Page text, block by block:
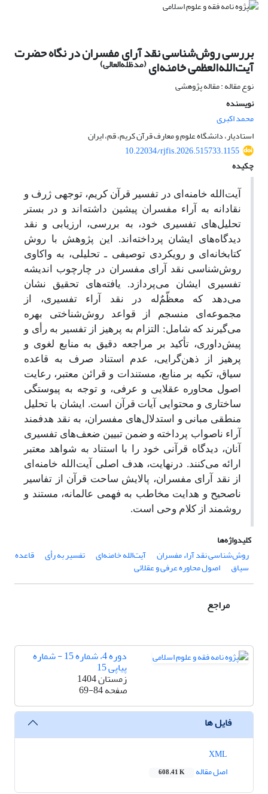
بررسی روش‌شناسی نقد آرای مفسران در نگاه حضرت
آیت‌الله‌العظمی خامنه‌ای(مدظله‌العالی)
نوع مقاله : مقاله پژوهشی
نویسنده
محمد اکبری
استادیار، دانشگاه علوم و معارف قرآن کریم، قم، ایران
10.22034/rjfis.2026.515733.1155
چکیده
آیت‌الله خامنه‌ای در تفسیر قرآن کریم، توجهی ژرف و
نقادانه به آراء مفسران پیشین داشته‌اند و در بستر
تحلیل‌های تفسیری خود، به بررسی، ارزیابی و نقد
دیدگاه‌های ایشان پرداخته‌اند. این پژوهش با روش
کتابخانه‌ای و رویکردی توصیفی ـ تحلیلی، به واکاوی
روش‌شناسی نقد آرای مفسران در چارچوب اندیشه
تفسیری ایشان می‌پردازد. یافته‌های تحقیق نشان
می‌دهد که معظّمٌ‌له در نقد آراء تفسیری، از
مجموعه‌ای منسجم از قواعد روش‌شناختی بهره
می‌گیرند که شامل: التزام به پرهیز از تفسیر به رأی و
پیش‌داوری، تأکید بر مراجعه دقیق به منابع لغوی و
پرهیز از ذهن‌گرایی، عدم استناد صرف به قاعده
سیاق، تکیه بر منابع، مستندات و قرائن معتبر، رعایت
اصول محاوره عقلایی و عرفی، و توجه به پیوستگی
ساختاری و محتوایی آیات قرآن است. ایشان با تحلیل
منطقی مبانی و استدلال‌های مفسران، به نقد هدفمند
آراء ناصواب پرداخته و ضمن تبیین ضعف‌های تفسیری
آنان، دیدگاه قرآنی خود را با استناد به شواهد معتبر
ارائه می‌کنند. درنهایت، هدف اصلی آیت‌الله خامنه‌ای
از نقد آرای مفسران، پالایش ساحت قرآن از تفاسیر
ناصحیح و هدایت مخاطب به فهمی عالمانه، مستند و
روشمند از کلام وحی است.
کلیدواژه‌ها
روش‌شناسی نقد آراء مفسران
آیت‌الله خامنه‌ای تفسیر به رأی قاعده
سیاق اصول محاوره عرفی و عقلائی
مراجع
دوره 4، شماره 15 - شماره
پیاپی 15
زمستان 1404
صفحه69-84
فایل ها
اصل مقاله
608.41 K